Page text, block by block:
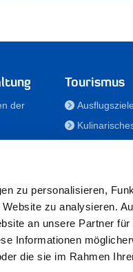
zu personalisieren,
zu analysieren.
an unsere Partner
Informationen
die sie im Rahmen
der
Tourismus
Ausflugsziele